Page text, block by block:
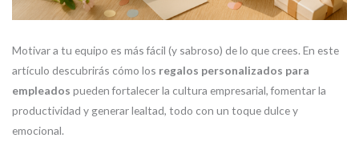
Motivar a tu equipo es más fácil (y sabroso) de lo que crees. En este
artículo descubrirás cómo los regalos personalizados para
empleados pueden fortalecer la cultura empresarial, fomentar la
productividad y generar lealtad, todo con un toque dulce y
emocional.